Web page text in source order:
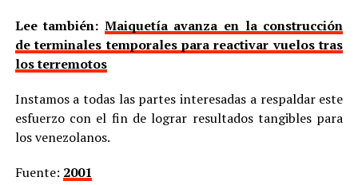
Lee también: Maiquetía avanza en la construcción
de terminales temporales para reactivar vuelos tras
los terremotos
Instamos a todas las partes interesadas a respaldar este
esfuerzo con el fin de lograr resultados tangibles para
los venezolanos.
Fuente: 2001